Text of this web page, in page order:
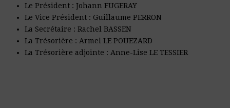
Le Président : Johann FUGERAY
Le Vice Président : Guillaume PERRON
La Secrétaire : Rachel BASSEN
La Trésorière : Armel LE POUEZARD
La Trésorière adjointe : Anne-Lise LE TESSIER